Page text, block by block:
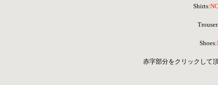
Shirts:
Shoes:
赤字部分をクリックして